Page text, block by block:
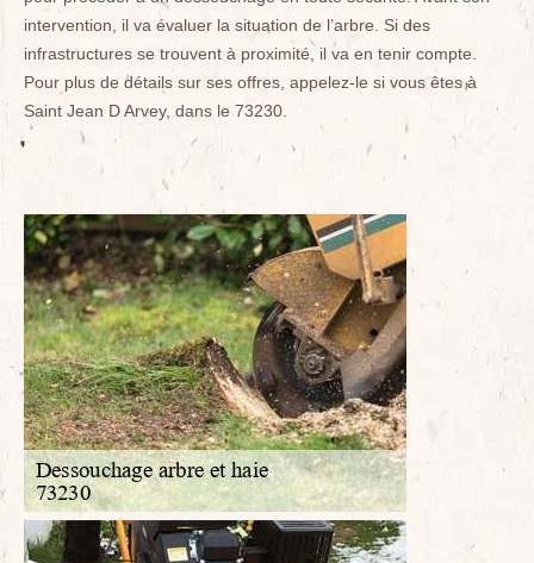
intervention, il va évaluer la situation de l’arbre. Si des
infrastructures se trouvent à proximité, il va en tenir compte.
Pour plus de détails sur ses offres, appelez-le si vous êtes à
Saint Jean D Arvey, dans le 73230.